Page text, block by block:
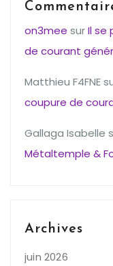
on3mee surIl se
de courant
Matthieu F4FNE
coupure de
Gallaga Isabelle
Métaltemple &
Archives
juin 2026